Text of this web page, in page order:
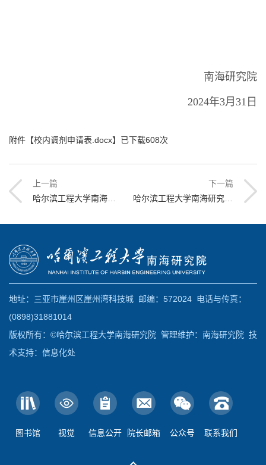
南海研究院
2024年3月31日
附件【校内调剂申请表.docx】已下载608次
上一篇
哈尔滨工程大学南海研究院2024年硕士研究生...
下一篇
哈尔滨工程大学南海研究院2024年硕士研究生...
地址：三亚市崖州区崖州湾科技城 邮编：572024 电话与传真：
(0898)31881014
版权所有：©哈尔滨工程大学南海研究院 管理维护：南海研究院 技
术支持：信息化处
图书馆 视觉 信息公开 院长邮箱 公众号 联系我们